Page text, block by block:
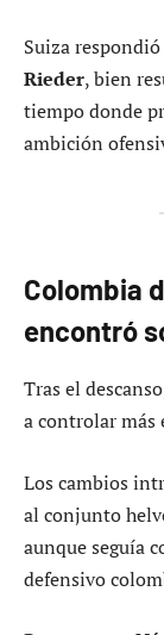
Suiza
Rieder, bien
tiempo donde
ambición
Colombia
encontró
Tras el
a controlar
Los cambios
al conjunto
aunque seguía
defensivo